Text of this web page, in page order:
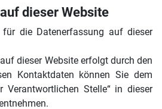
dieser Website
die Datenerfassung auf dieser
dieser Website erfolgt durch den
Kontaktdaten können Sie dem
Verantwortlichen Stelle“ in dieser